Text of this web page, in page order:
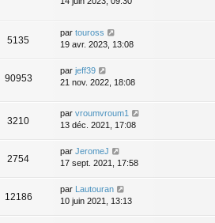
5135
par touross
19 avr. 2023, 13:08
90953
par jeff39
21 nov. 2022, 18:08
3210
par vroumvroum1
13 déc. 2021, 17:08
2754
par JeromeJ
17 sept. 2021, 17:58
12186
par Lautouran
10 juin 2021, 13:13